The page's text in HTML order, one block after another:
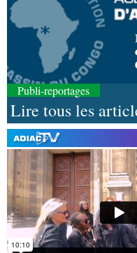
Publi-reportages
Lire tous les
09-08-2026 17:26
Afrique-Monde
veut bâtir une
09-08-2026 15:28
Afrique-Monde
l’action conjointe